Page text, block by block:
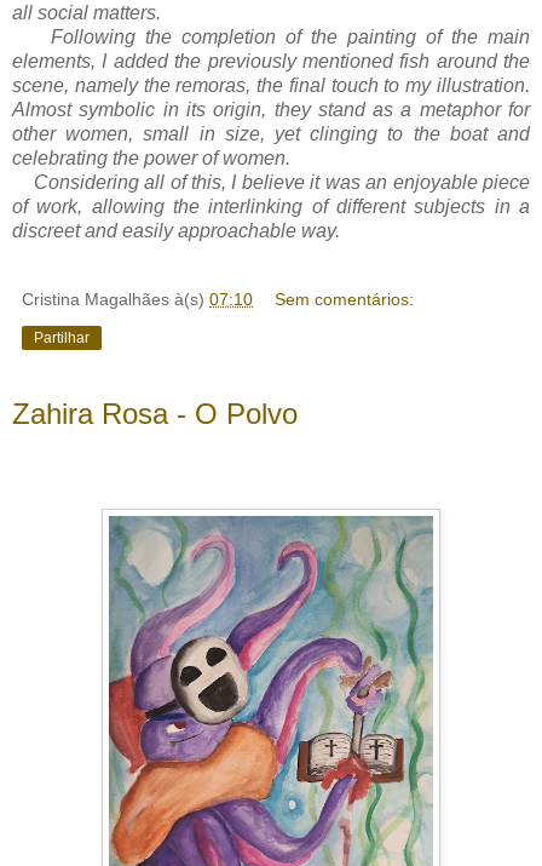
all social matters.
Following the completion of the painting of the main
elements, I added the previously mentioned fish around the
scene, namely the remoras, the final touch to my illustration.
Almost symbolic in its origin, they stand as a metaphor for
other women, small in size, yet clinging to the boat and
celebrating the power of women.
Considering all of this, I believe it was an enjoyable piece
of work, allowing the interlinking of different subjects in a
discreet and easily approachable way.
Cristina Magalhães à(s) 07:10 Sem comentários:
Partilhar
Zahira Rosa - O Polvo